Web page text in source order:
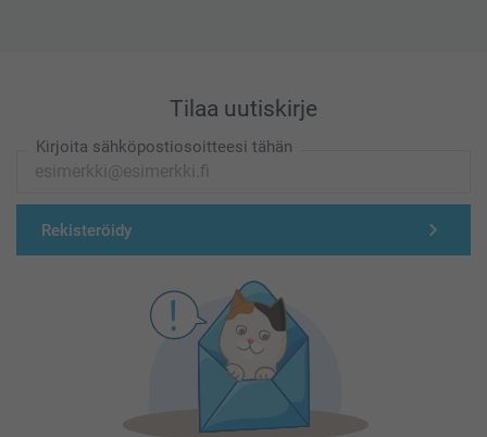
Tilaa uutiskirje
Kirjoita sähköpostiosoitteesi tähän
Rekisteröidy